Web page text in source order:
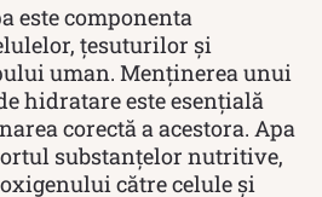
este componenta
țesuturilor și
uman. Menținerea unui
hidratare este esențială
corectă a acestora. Apa
substanțelor nutritive,
către celule și